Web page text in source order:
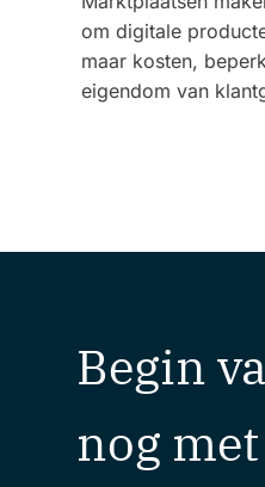
om digitale
maar kosten,
eigendom van
Begin
nog met